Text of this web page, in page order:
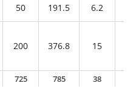
50 191.5 6.2
200 376.8 15
725 785 38